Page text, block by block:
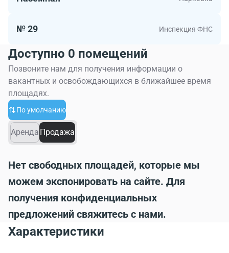
№ 29 Инспекция ФНС
Доступно 0 помещений
Позвоните нам для получения информации о
вакантных и освобождающихся в ближайшее время
площадях.
По умолчанию
Аренда Продажа
Нет свободных площадей, которые мы
можем экспонировать на сайте. Для
получения конфиденциальных
предложений свяжитесь с нами.
Характеристики